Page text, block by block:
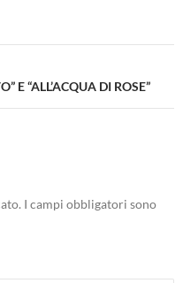
E “ALL’ACQUA DI ROSE”
I campi obbligatori sono